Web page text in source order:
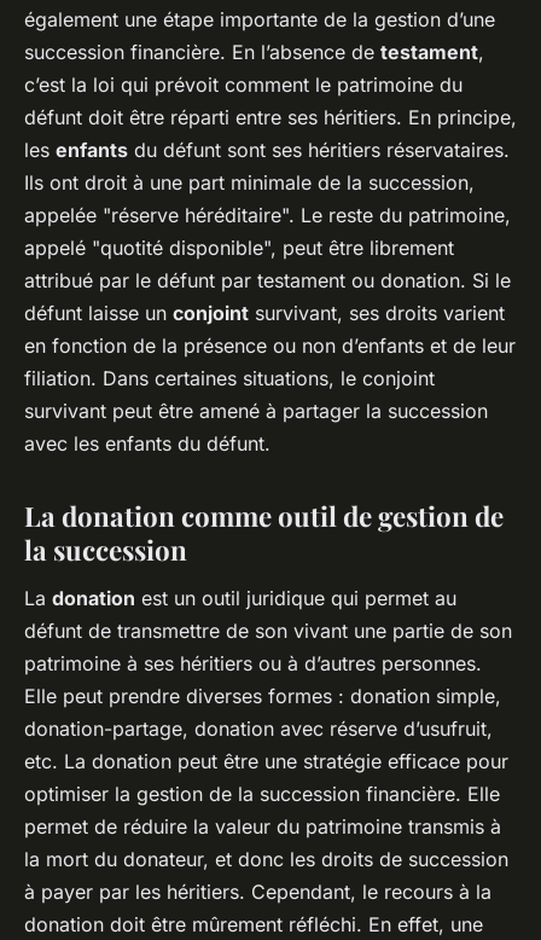
également une étape importante de la gestion d’une
succession financière. En l’absence de testament,
c’est la loi qui prévoit comment le patrimoine du
défunt doit être réparti entre ses héritiers. En principe,
les enfants du défunt sont ses héritiers réservataires.
Ils ont droit à une part minimale de la succession,
appelée "réserve héréditaire". Le reste du patrimoine,
appelé "quotité disponible", peut être librement
attribué par le défunt par testament ou donation. Si le
défunt laisse un conjoint survivant, ses droits varient
en fonction de la présence ou non d’enfants et de leur
filiation. Dans certaines situations, le conjoint
survivant peut être amené à partager la succession
avec les enfants du défunt.
La donation comme outil de gestion de
la succession
La donation est un outil juridique qui permet au
défunt de transmettre de son vivant une partie de son
patrimoine à ses héritiers ou à d’autres personnes.
Elle peut prendre diverses formes : donation simple,
donation-partage, donation avec réserve d’usufruit,
etc. La donation peut être une stratégie efficace pour
optimiser la gestion de la succession financière. Elle
permet de réduire la valeur du patrimoine transmis à
la mort du donateur, et donc les droits de succession
à payer par les héritiers. Cependant, le recours à la
donation doit être mûrement réfléchi. En effet, une